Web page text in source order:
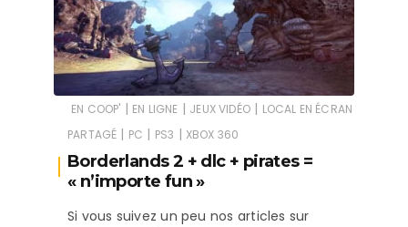
EN COOP' | EN LIGNE | JEUX VIDÉO | LOCAL EN ÉCRAN
PARTAGÉ | PC | PS3 | XBOX 360
Borderlands 2 + dlc + pirates =
« n’importe fun »
Si vous suivez un peu nos articles sur